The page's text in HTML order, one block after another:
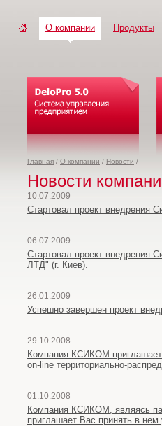
О компании Продукты
Главная / О компании / Новости /
Новости
10.07.2009
Стартовал проект внедрения
06.07.2009
Стартовал проект внедрения
ЛТД" (г. Киев).
26.01.2009
Успешно завершен проект
29.10.2008
Компания КСИКОМ приглашает
on-line территориально-
01.10.2008
Компания КСИКОМ, являясь
приглашает Вас принять в нем